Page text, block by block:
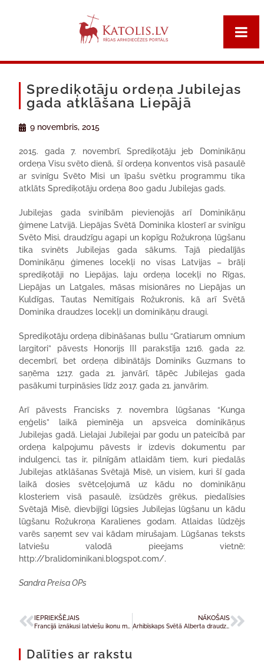
Sprediķotāju ordeņa Jubilejas
gada atklāšana Liepājā
9 novembris, 2015
2015. gada 7. novembrī, Sprediķotāju jeb Dominikāņu
ordeņa Visu svēto dienā, šī ordeņa konventos visā pasaulē
ar svinīgu Svēto Misi un īpašu svētku programmu tika
atklāts Sprediķotāju ordeņa 800 gadu Jubilejas gads.
Jubilejas gada svinībām pievienojās arī Dominikāņu
ģimene Latvijā. Liepājas Svētā Dominika klosterī ar svinīgu
Svēto Misi, draudzīgu agapi un kopīgu Rožukroņa lūgšanu
tika svinēts Jubilejas gada sākums. Tajā piedalījās
Dominikāņu ģimenes locekļi no visas Latvijas – brāļi
sprediķotāji no Liepājas, laju ordeņa locekļi no Rīgas,
Liepājas un Latgales, māsas misionāres no Liepājas un
Kuldīgas, Tautas Nemitīgais Rožukronis, kā arī Svētā
Dominika draudzes locekļi un dominikāņu draugi.
Sprediķotāju ordeņa dibināšanas bullu “Gratiarum omnium
largitori” pāvests Honorijs III parakstīja 1216. gada 22.
decembrī, bet ordeņa dibinātājs Dominiks Guzmans to
saņēma 1217. gada 21. janvārī, tāpēc Jubilejas gada
pasākumi turpināsies līdz 2017. gada 21. janvārim.
Arī pāvests Francisks 7. novembra lūgšanas “Kunga
eņģelis” laikā pieminēja un apsveica dominikāņus
Jubilejas gadā. Lielajai Jubilejai par godu un pateicībā par
ordeņa kalpojumu pāvests ir izdevis dokumentu par
indulgenci, tas ir, pilnīgām atlaidām tiem, kuri piedalās
Jubilejas atklāšanas Svētajā Misē, un visiem, kuri šī gada
laikā dosies svētceļojumā uz kādu no dominikāņu
klosteriem visā pasaulē, izsūdzēs grēkus, piedalīsies
Svētajā Misē, dievbijīgi lūgsies Jubilejas lūgšanu un kādu
lūgšanu Rožukroņa Karalienes godam. Atlaidas lūdzējs
varēs saņemt sev vai kādam mirušajam. Lūgšanas teksts
latviešu valodā pieejams vietnē:
http://bralidominikani.blogspot.com/.
Sandra Preisa OPs
IEPRIEKŠĒJAIS NĀKOŠAIS
Arhibīskaps Svētā Alberta draudzi aicina sekot draudzes aizbildņa piemēram
Dalīties ar rakstu